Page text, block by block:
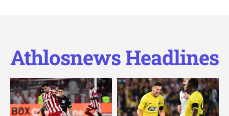
Athlosnews Headlines